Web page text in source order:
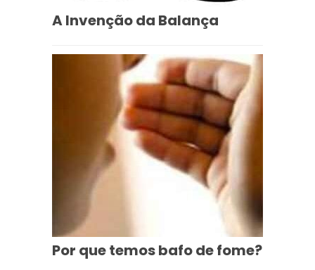
A Invenção da Balança
Por que temos bafo de fome?